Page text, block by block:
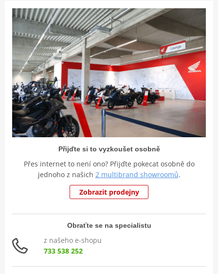
Přijďte si to vyzkoušet osobně
Přes internet to není ono? Přijďte pokecat osobně do
jednoho z našich 2 multibrand showroomů.
Zobrazit prodejny
Obraťte se na specialistu
z našeho e-shopu
733 538 252